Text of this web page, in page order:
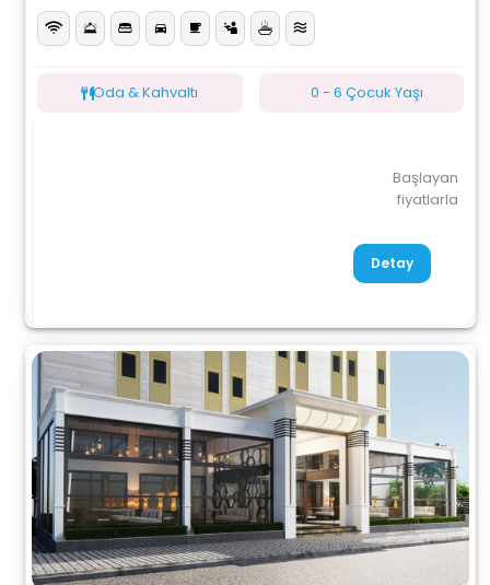
Oda & Kahvaltı 0 - 6 Çocuk Yaşı
Başlayan
fiyatlarla
Detay